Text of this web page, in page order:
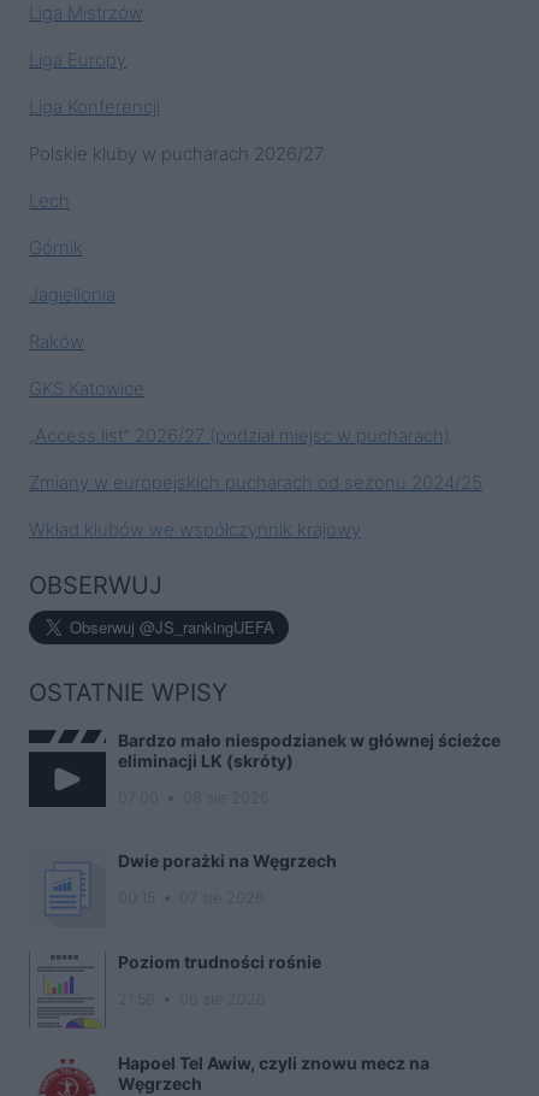
Liga Mistrzów
Liga Europy
Liga Konferencji
Polskie kluby w pucharach 2026/27:
Lech
Górnik
Jagiellonia
Raków
GKS Katowice
„Access list” 2026/27 (podział miejsc w pucharach)
Zmiany w europejskich pucharach od sezonu 2024/25
Wkład klubów we współczynnik krajowy
OBSERWUJ
OSTATNIE WPISY
Bardzo mało niespodzianek w głównej ścieżce
eliminacji LK (skróty)
Dwie porażki na Węgrzech
Poziom trudności rośnie
Hapoel Tel Awiw, czyli znowu mecz na
Węgrzech